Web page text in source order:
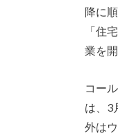
降に
「住
業を
コー
は、3
外は